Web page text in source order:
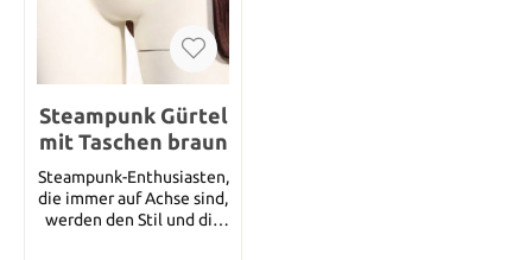
Steampunk Gürtel
mit Taschen braun
Steampunk-Enthusiasten,
die immer auf Achse sind,
werden den Stil und die